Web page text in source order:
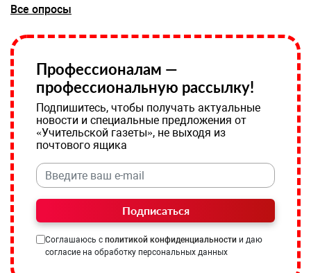
Все опросы
Профессионалам —
профессиональную рассылку!
Подпишитесь, чтобы получать актуальные
новости и специальные предложения от
«Учительской газеты», не выходя из
почтового ящика
Подписаться
Соглашаюсь с политикой конфиденциальности и даю
согласие на обработку персональных данных